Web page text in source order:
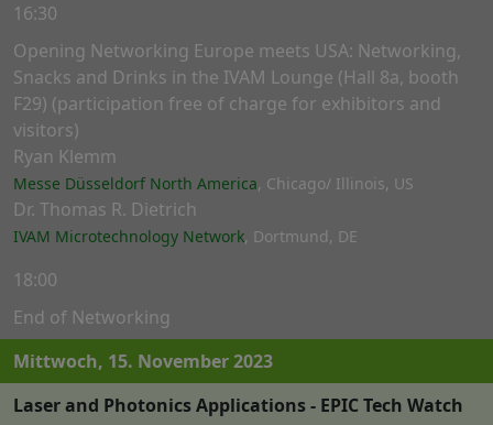
16:30
Opening Networking Europe meets USA: Networking,
Snacks and Drinks in the IVAM Lounge (Hall 8a, booth
F29) (participation free of charge for exhibitors and
visitors)
Ryan Klemm
Messe Düsseldorf North America, Chicago/ Illinois, US
Dr. Thomas R. Dietrich
IVAM Microtechnology Network, Dortmund, DE
18:00
End of Networking
Mittwoch, 15. November 2023
Laser and Photonics Applications - EPIC Tech Watch